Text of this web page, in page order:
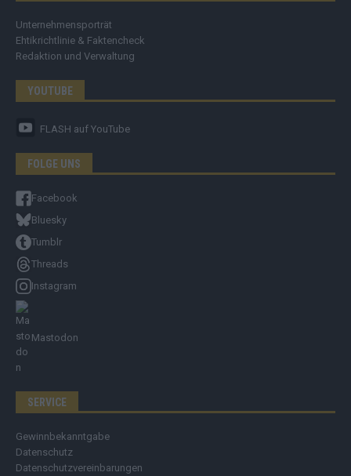
Unternehmensporträt
Ehtikrichtlinie & Faktencheck
Redaktion und Verwaltung
YOUTUBE
FLASH auf YouTube
FOLGE UNS
Facebook
Bluesky
Tumblr
Threads
Instagram
Mastodon
SERVICE
Gewinnbekanntgabe
Datenschutz
Datenschutzvereinbarungen